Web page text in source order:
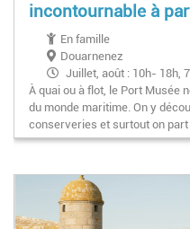
incontournable à
En famille
Douarnenez
Juillet, août : 10h- 18h,
Février à juin, septembre,
/ 14h- 18h - Fermé le lundi
À quai ou à flot, le Port Musée
du monde maritime. On y
conserveries et surtout on